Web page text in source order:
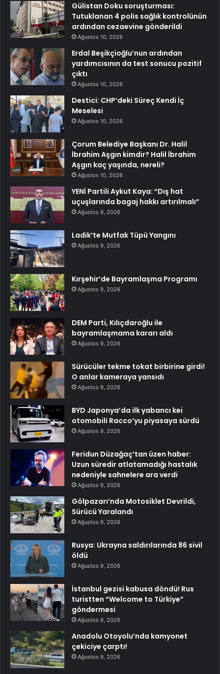
Gülistan Doku soruşturması:
Tutuklanan 4 polis sağlık kontrolünün
ardından cezaevine gönderildi
Ağustos 10, 2026
Erdal Beşikçioğlu’nun ardından
yardımcısının da test sonucu pozitif
çıktı
Ağustos 10, 2026
Destici: CHP’deki Süreç Kendi İç
Meselesi
Ağustos 10, 2026
Çorum Belediye Başkanı Dr. Halil
İbrahim Aşgın kimdir? Halil İbrahim
Aşgın kaç yaşında, nereli?
Ağustos 10, 2026
YENİ Partili Aykut Kaya: “Dış hat
uçuşlarında bagaj hakkı artırılmalı”
Ağustos 9, 2026
Ladik’te Mutfak Tüpü Yangını
Ağustos 9, 2026
Kırşehir’de Bayramlaşma Programı
Ağustos 9, 2026
DEM Parti, Kılıçdaroğlu ile
bayramlaşmama kararı aldı
Ağustos 9, 2026
Sürücüler tekme tokat birbirine girdi!
O anlar kameraya yansıdı
Ağustos 9, 2026
BYD Japonya’da ilk yabancı kei
otomobili Racco’yu piyasaya sürdü
Ağustos 9, 2026
Feridun Düzağaç’tan üzen haber:
Uzun süredir atlatamadığı hastalık
nedeniyle sahnelere ara verdi
Ağustos 9, 2026
Gölpazarı’nda Motosiklet Devrildi,
Sürücü Yaralandı
Ağustos 9, 2026
Rusya: Ukrayna saldırılarında 86 sivil
öldü
Ağustos 9, 2026
İstanbul gezisi kabusa döndü! Rus
turistten “Welcome to Türkiye”
göndermesi
Ağustos 9, 2026
Anadolu Otoyolu’nda kamyonet
çekiciye çarptı!
Ağustos 9, 2026